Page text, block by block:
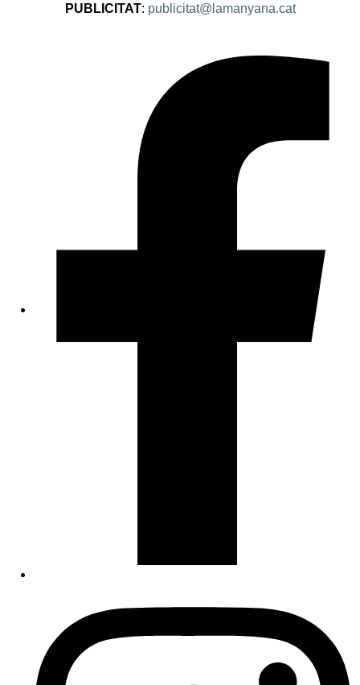
PUBLICITAT: publicitat@lamanyana.cat